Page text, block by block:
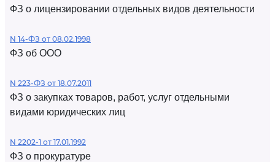
ФЗ о лицензировании отдельных видов деятельности
N 14-ФЗ от 08.02.1998
ФЗ об ООО
N 223-ФЗ от 18.07.2011
ФЗ о закупках товаров, работ, услуг отдельными
видами юридических лиц
N 2202-1 от 17.01.1992
ФЗ о прокуратуре